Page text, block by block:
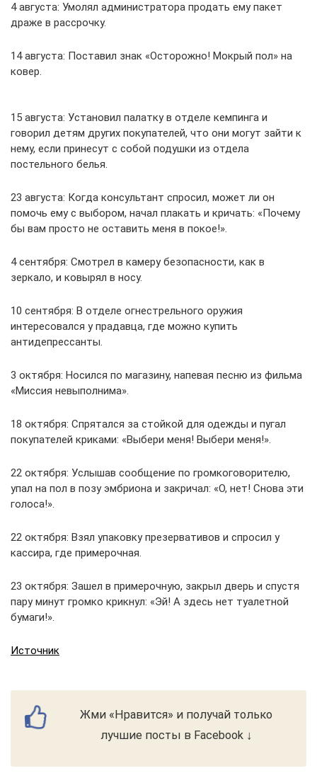
4 августа: Умолял администратора продать ему пакет
драже в рассрочку.
14 августа: Поставил знак «Осторожно! Мокрый пол» на
ковер.
15 августа: Установил палатку в отделе кемпинга и
говорил детям других покупателей, что они могут зайти к
нему, если принесут с собой подушки из отдела
постельного белья.
23 августа: Когда консультант спросил, может ли он
помочь ему с выбором, начал плакать и кричать: «Почему
бы вам просто не оставить меня в покое!».
4 сентября: Смотрел в камеру безопасности, как в
зеркало, и ковырял в носу.
10 сентября: В отделе огнестрельного оружия
интересовался у прадавца, где можно купить
антидепрессанты.
3 октября: Носился по магазину, напевая песню из фильма
«Миссия невыполнима».
18 октября: Спрятался за стойкой для одежды и пугал
покупателей криками: «Выбери меня! Выбери меня!».
22 октября: Услышав сообщение по громкоговорителю,
упал на пол в позу эмбриона и закричал: «О, нет! Снова эти
голоса!».
22 октября: Взял упаковку презервативов и спросил у
кассира, где примерочная.
23 октября: Зашел в примерочную, закрыл дверь и спустя
пару минут громко крикнул: «Эй! А здесь нет туалетной
бумаги!».
Источник
Жми «Нравится» и получай только
лучшие посты в Facebook ↓